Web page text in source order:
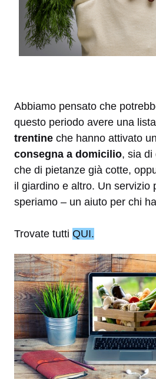
Abbiamo pensato che
questo periodo avere una
trentine che hanno attivato un
consegna a domicilio, sia di
che di pietanze già cotte,
il giardino e altro. Un servizio
speriamo – un aiuto per chi
Trovate tutti QUI.